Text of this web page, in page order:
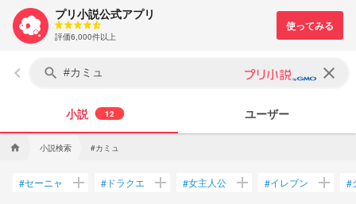
プリ小説公式アプリ
評価6,000件以上
keyboard_arrow_left search clear
小説 12 ユーザー
home 小説検索 #カミュ
#セーニャ add # ドラクエ add #女主人公 add #イレブン add #